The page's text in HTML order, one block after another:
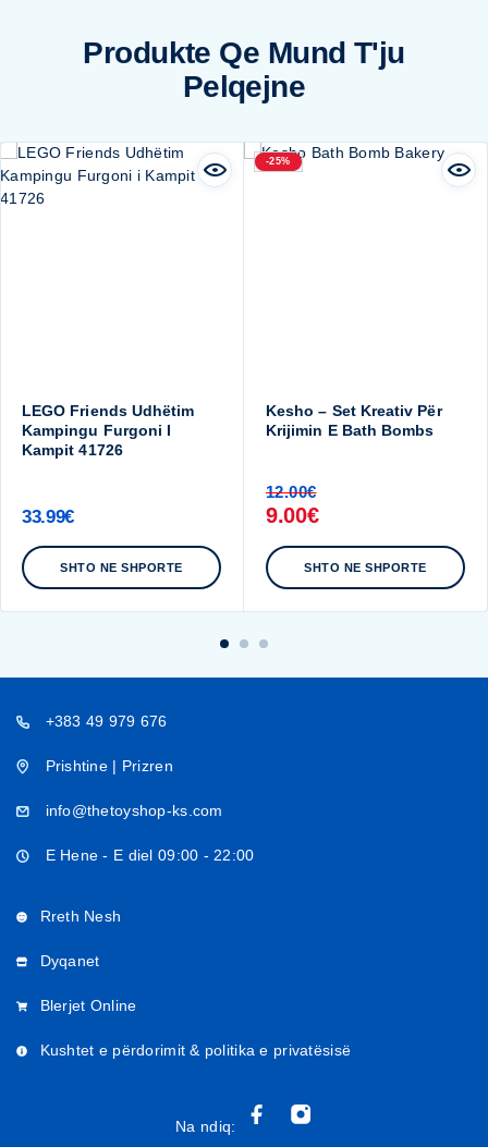
Produkte Qe Mund T'ju
Pelqejne
LEGO Friends Udhëtim
Kampingu Furgoni I
Kampit 41726
33.99€
SHTO NE SHPORTE
-25%
Kesho – Set Kreativ Për
Krijimin E Bath Bombs
12.00€
9.00€
SHTO NE SHPORTE
+383 49 979 676
Prishtine | Prizren
info@thetoyshop-ks.com
E Hene - E diel 09:00 - 22:00
Rreth Nesh
Dyqanet
Blerjet Online
Kushtet e përdorimit & politika e privatësisë
Na ndiq: